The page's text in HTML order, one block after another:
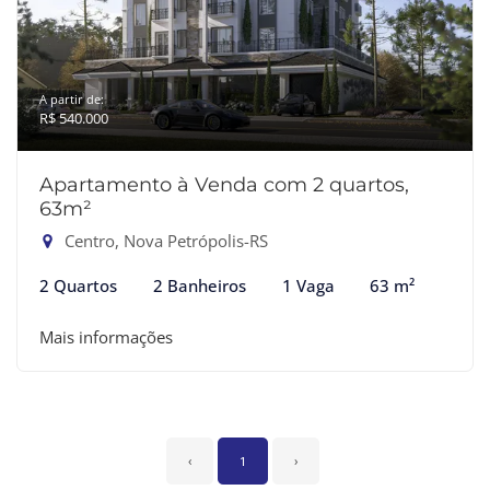
A partir de:
R$ 540.000
Apartamento à Venda com 2 quartos,
63m²
Centro, Nova Petrópolis-RS
2 Quartos 2 Banheiros 1 Vaga 63 m²
Mais informações
‹ 1 ›